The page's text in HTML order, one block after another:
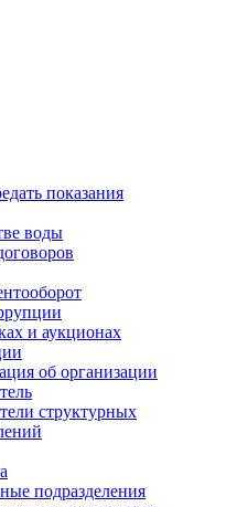
показания
воды
и аукционах
об организации
структурных
подразделения